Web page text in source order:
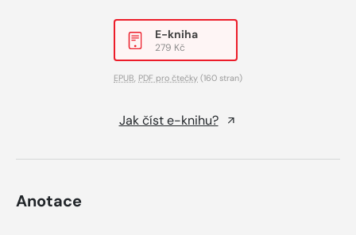
E-kniha
279 Kč
EPUB, PDF pro čtečky (160 stran)
Jak číst e-knihu?
Anotace